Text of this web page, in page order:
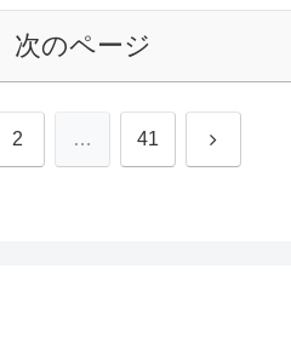
次のページ
2 … 41 次